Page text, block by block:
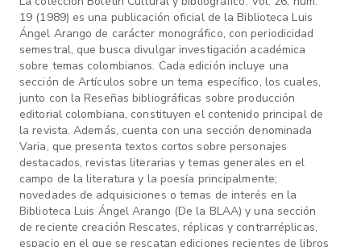
19 (1989) es una publicación oficial de la Biblioteca Luis
Ángel Arango de carácter monográfico, con periodicidad
semestral, que busca divulgar investigación académica
sobre temas colombianos. Cada edición incluye una
sección de Artículos sobre un tema específico, los cuales,
junto con la Reseñas bibliográficas sobre producción
editorial colombiana, constituyen el contenido principal de
la revista. Además, cuenta con una sección denominada
Varia, que presenta textos cortos sobre personajes
destacados, revistas literarias y temas generales en el
campo de la literatura y la poesía principalmente;
novedades de adquisiciones o temas de interés en la
Biblioteca Luis Ángel Arango (De la BLAA) y una sección
de reciente creación Rescates, réplicas y contrarréplicas,
espacio en el que se rescatan ediciones recientes de libros